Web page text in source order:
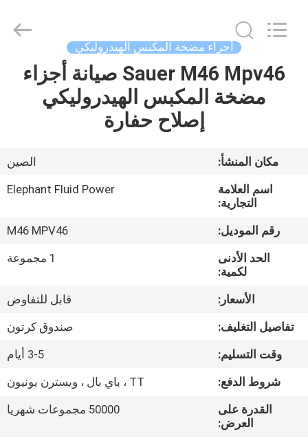
منزل،
معلومات
جولة
المعمل
مراقبة
الجودة
اتصل
Co.,Ltd.
Reserved.
أجزاء مضخة المكبس الهيدروليكي
Sauer M46 Mpv46 صيانة أجزاء
مضخة المكبس الهيدروليكي
إصلاح حفارة
مكان المنشأ:
الصين
اسم العلامة
التجارية:
Elephant Fluid Power
رقم الموديل:
M46 MPV46
الحد الأدنى
لكمية:
1 مجموعة
الأسعار:
قابل للتفاوض
تفاصيل التغليف:
صندوق كرتون
وقت التسليم:
3-5 أيام
شروط الدفع:
TT ، باي بال ، ويسترن يونيون
القدرة على
العرض:
50000 مجموعات شهريا